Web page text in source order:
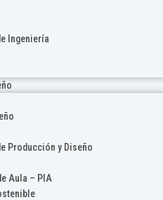
Ingeniería
Producción y Diseño
Aula – PIA